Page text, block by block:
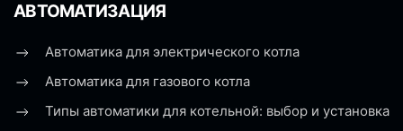
АВТОМАТИЗАЦИЯ
Автоматика для электрического котла
Автоматика для газового котла
Типы автоматики для котельной: выбор и установка